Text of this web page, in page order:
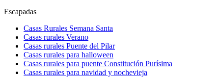
Escapadas
Casas Rurales Semana Santa
Casas rurales Verano
Casas rurales Puente del Pilar
Casas rurales para halloween
Casas rurales para puente Constitución Purísima
Casas rurales para navidad y nochevieja